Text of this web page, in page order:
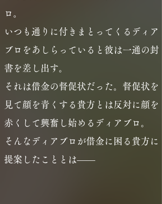
ロ。
いつも通りに付きまとってくるディア
ブロをあしらっていると彼は一通の封
書を差し出す。
それは借金の督促状だった。督促状を
見て顔を青くする貴方とは反対に顔を
赤くして興奮し始めるディアブロ。
​そんなディアブロが借金に困る貴方に
提案したこととは――